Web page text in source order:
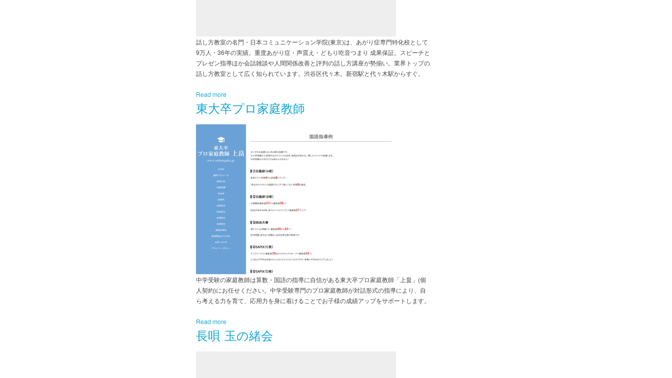
話し方教室の名門・日本コミュニケーション学院(東京)は、あがり症専門特化校として
9万人・36年の実績。重度あがり症・声震え・どもり吃音つまり 成果保証。スピーチと
プレゼン指導ほか会話雑談や人間関係改善と評判の話し方講座が勢揃い。業界トップの
話し方教室として広く知られています。渋谷区代々木。新宿駅と代々木駅からすぐ。
Read more
東大卒プロ家庭教師
中学受験の家庭教師は算数・国語の指導に自信がある東大卒プロ家庭教師「上畠」(個
人契約)にお任せください。中学受験専門のプロ家庭教師が対話形式の指導により、自
ら考える力を育て、応用力を身に着けることでお子様の成績アップをサポートします。
Read more
長唄 玉の緒会